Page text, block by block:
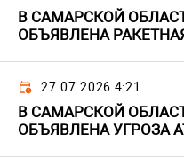
В САМАРСКОЙ
ОБЪЯВЛЕНА
27.07.2026 4:21
В САМАРСКОЙ
ОБЪЯВЛЕНА УГРОЗА